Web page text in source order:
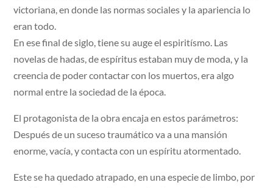
victoriana, en donde las normas sociales y la apariencia lo
eran todo.
En ese final de siglo, tiene su auge el espiritísmo. Las
novelas de hadas, de espíritus estaban muy de moda, y la
creencia de poder contactar con los muertos, era algo
normal entre la sociedad de la época.
El protagonista de la obra encaja en estos parámetros:
Después de un suceso traumático va a una mansión
enorme, vacía, y contacta con un espíritu atormentado.
Este se ha quedado atrapado, en una especie de limbo, por